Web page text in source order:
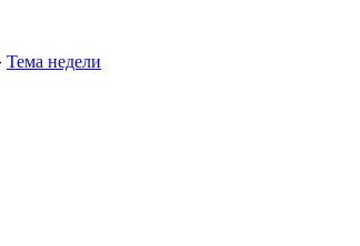
Тема недели